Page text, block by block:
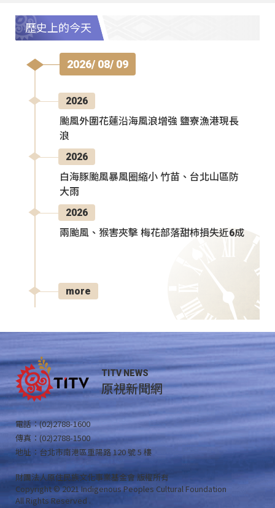
歷史上的今天
2026/ 08/ 09
2026
颱風外圍花蓮沿海風浪增強 鹽寮漁港現長
浪
2026
白海豚颱風暴風圈縮小 竹苗、台北山區防
大雨
2026
兩颱風、猴害夾擊 梅花部落甜柿損失近6成
more
TITV NEWS
原視新聞網
電話：(02)2788-1600
傳真：(02)2788-1500
地址：台北市南港區重陽路 120 號 5 樓
財團法人原住民族文化事業基金會 版權所有
Copyright © 2021 Indigenous Peoples Cultural Foundation
All Rights Reserved .